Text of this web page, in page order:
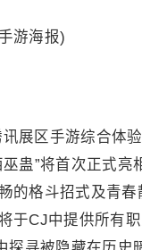
游海报)
展区手游综合体
蛊”将首次正式亮
的格斗招式及青春
于CJ中提供所有